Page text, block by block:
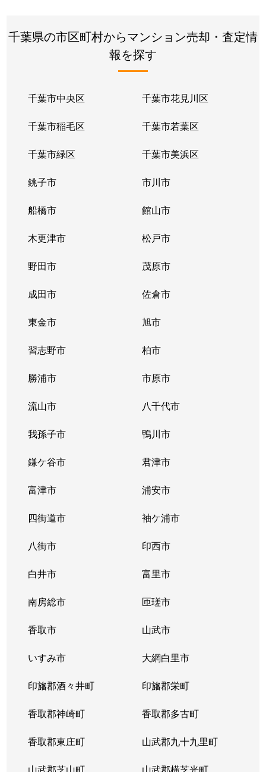
千葉県の市区町村からマンション売却・査定情
報を探す
千葉市中央区 千葉市花見川区
千葉市稲毛区 千葉市若葉区
千葉市緑区 千葉市美浜区
銚子市 市川市
船橋市 館山市
木更津市 松戸市
野田市 茂原市
成田市 佐倉市
東金市 旭市
習志野市 柏市
勝浦市 市原市
流山市 八千代市
我孫子市 鴨川市
鎌ケ谷市 君津市
富津市 浦安市
四街道市 袖ケ浦市
八街市 印西市
白井市 富里市
南房総市 匝瑳市
香取市 山武市
いすみ市 大網白里市
印旛郡酒々井町 印旛郡栄町
香取郡神崎町 香取郡多古町
香取郡東庄町 山武郡九十九里町